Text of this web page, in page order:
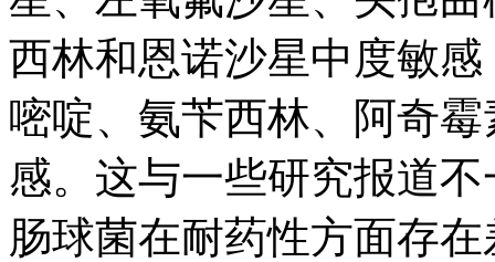
西林和恩诺沙星中度敏
嘧啶、氨苄西林、阿奇
感。这与一些研究报道
肠球菌在耐药性方面存